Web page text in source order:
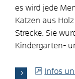
es wird jede
Katzen aus
Strecke. Sie
Kindergarten-
Infos